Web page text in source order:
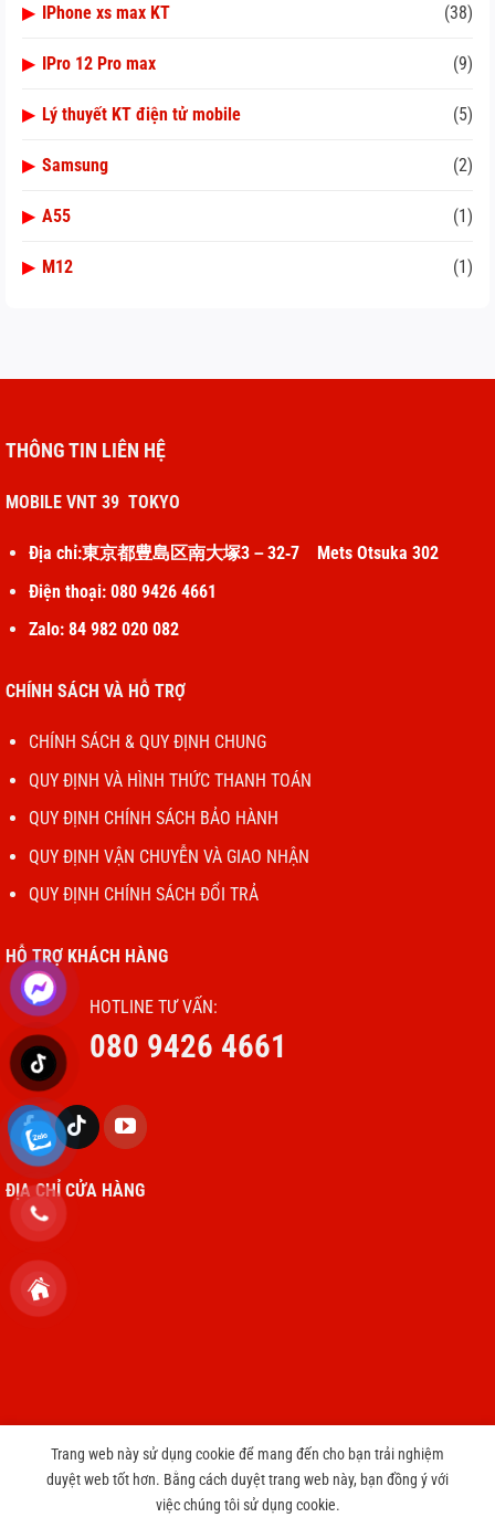
▶ IPhone xs max KT (38)
▶ IPro 12 Pro max (9)
▶ Lý thuyết KT điện tử mobile (5)
▶ Samsung (2)
▶ A55 (1)
▶ M12 (1)
THÔNG TIN LIÊN HỆ
MOBILE VNT 39 TOKYO
Địa chỉ:東京都豊島区南大塚3－32‐7 Mets Otsuka 302
Điện thoại: 080 9426 4661
Zalo: 84 982 020 082
CHÍNH SÁCH VÀ HỖ TRỢ
CHÍNH SÁCH & QUY ĐỊNH CHUNG
QUY ĐỊNH VÀ HÌNH THỨC THANH TOÁN
QUY ĐỊNH CHÍNH SÁCH BẢO HÀNH
QUY ĐỊNH VẬN CHUYỄN VÀ GIAO NHẬN
QUY ĐỊNH CHÍNH SÁCH ĐỔI TRẢ
HỖ TRỢ KHÁCH HÀNG
HOTLINE TƯ VẤN:
080 9426 4661
ĐỊA CHỈ CỬA HÀNG
Copyright 2026 © cameravnt39.com
Trang web này sử dụng cookie để mang đến cho bạn trải nghiệm
duyệt web tốt hơn. Bằng cách duyệt trang web này, bạn đồng ý với
việc chúng tôi sử dụng cookie.